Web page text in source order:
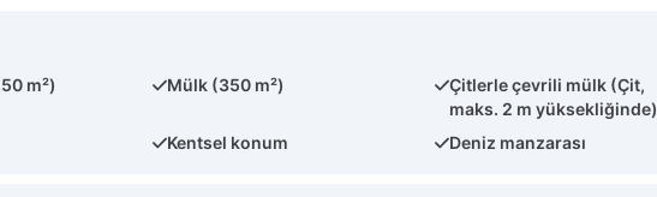
m²) Mülk (350 m²)
Çitlerle çevrili mülk (Çit,
maks. 2 m yüksekliğinde)
Kentsel konum Deniz manzarası